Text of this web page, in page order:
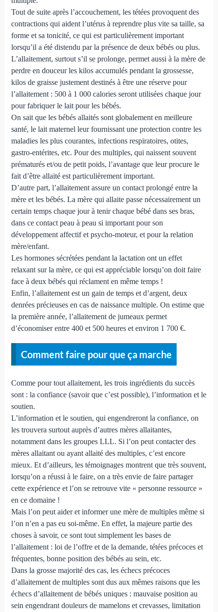
Tout de suite après l’accouchement, les tétées provoquent des
contractions qui aident l’utérus à reprendre plus vite sa taille, sa
forme et sa tonicité, ce qui est particulièrement important
lorsqu’il a été distendu par la présence de deux bébés ou plus.
L’allaitement, surtout s’il se prolonge, permet aussi à la mère de
perdre en douceur les kilos accumulés pendant la grossesse,
kilos de graisse justement destinés à être une réserve pour
l’allaitement : 500 à 1 000 calories seront utilisées chaque jour
pour fabriquer le lait pour les bébés.
On sait que les bébés allaités sont globalement en meilleure
santé, le lait maternel leur fournissant une protection contre les
maladies les plus courantes, infections respiratoires, otites,
gastro-entérites, etc. Pour des multiples, qui naissent souvent
prématurés et/ou de petit poids, l’avantage que leur procure le
fait d’être allaité est particulièrement important.
D’autre part, l’allaitement assure un contact prolongé entre la
mère et les bébés. La mère qui allaite passe nécessairement un
certain temps chaque jour à tenir chaque bébé dans ses bras,
dans ce contact peau à peau si important pour son
développement affectif et psycho-moteur, et pour la relation
mère/enfant.
Les hormones sécrétées pendant la lactation ont un effet
relaxant sur la mère, ce qui est appréciable lorsqu’on doit faire
face à deux bébés qui réclament en même temps !
Enfin, l’allaitement est un gain de temps et d’argent, deux
denrées précieuses en cas de naissance multiple. On estime que
la première année, l’allaitement de jumeaux permet
d’économiser entre 400 et 500 heures et environ 1 700 €.
Comment faire pour que ça marche
Comme pour tout allaitement, les trois ingrédients du succès
sont : la confiance (savoir que c’est possible), l’information et le
soutien.
L’information et le soutien, qui engendreront la confiance, on
les trouvera surtout auprès d’autres mères allaitantes,
notamment dans les groupes LLL. Si l’on peut contacter des
mères allaitant ou ayant allaité des multiples, c’est encore
mieux. Et d’ailleurs, les témoignages montrent que très souvent,
lorsqu’on a réussi à le faire, on a très envie de faire partager
cette expérience et l’on se retrouve vite « personne ressource »
en ce domaine !
Mais l’on peut aider et informer une mère de multiples même si
l’on n’en a pas eu soi-même. En effet, la majeure partie des
choses à savoir, ce sont tout simplement les bases de
l’allaitement : loi de l’offre et de la demande, tétées précoces et
fréquentes, bonne position des bébés au sein, etc.
Dans la grosse majorité des cas, les échecs précoces
d’allaitement de multiples sont dus aux mêmes raisons que les
échecs d’allaitement de bébés uniques : mauvaise position au
sein engendrant douleurs de mamelons et crevasses, limitation